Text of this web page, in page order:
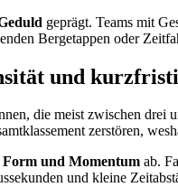
geprägt. Teams mit
Bergetappen oder
und
die meist zwischen
zerstören,
Form und Momentum ab.
und kleine